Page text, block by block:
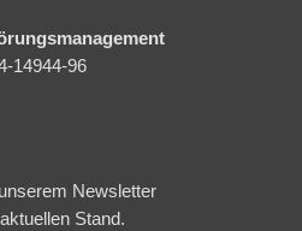
14944-96
Newsletter
Stand.